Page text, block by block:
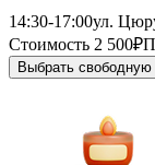
14:30-17:00ул.
Стоимость 2 500₽
Выбрать свободную